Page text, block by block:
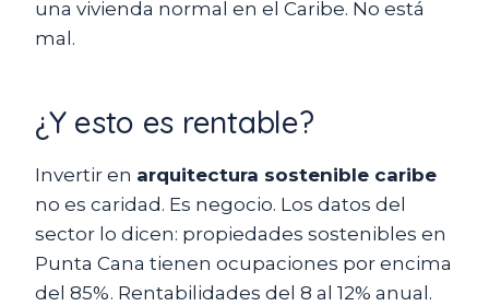
una vivienda normal en el Caribe. No está
mal.
¿Y esto es rentable?
Invertir en arquitectura sostenible caribe
no es caridad. Es negocio. Los datos del
sector lo dicen: propiedades sostenibles en
Punta Cana tienen ocupaciones por encima
del 85%. Rentabilidades del 8 al 12% anual.